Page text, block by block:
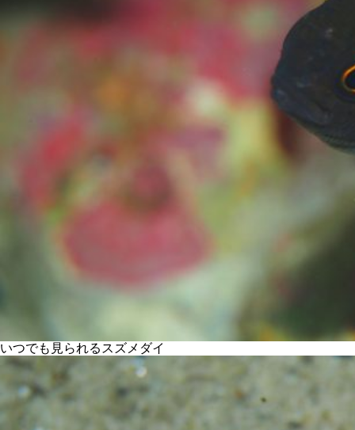
いつでも見られるスズメダイ